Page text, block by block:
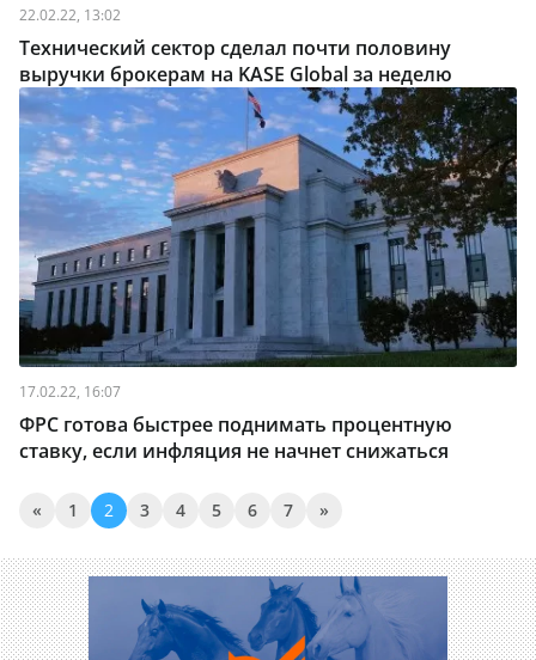
22.02.22, 13:02
Технический сектор сделал почти половину
выручки брокерам на KASE Global за неделю
17.02.22, 16:07
ФРС готова быстрее поднимать процентную
ставку, если инфляция не начнет снижаться
« 1 2 3 4 5 6 7 »